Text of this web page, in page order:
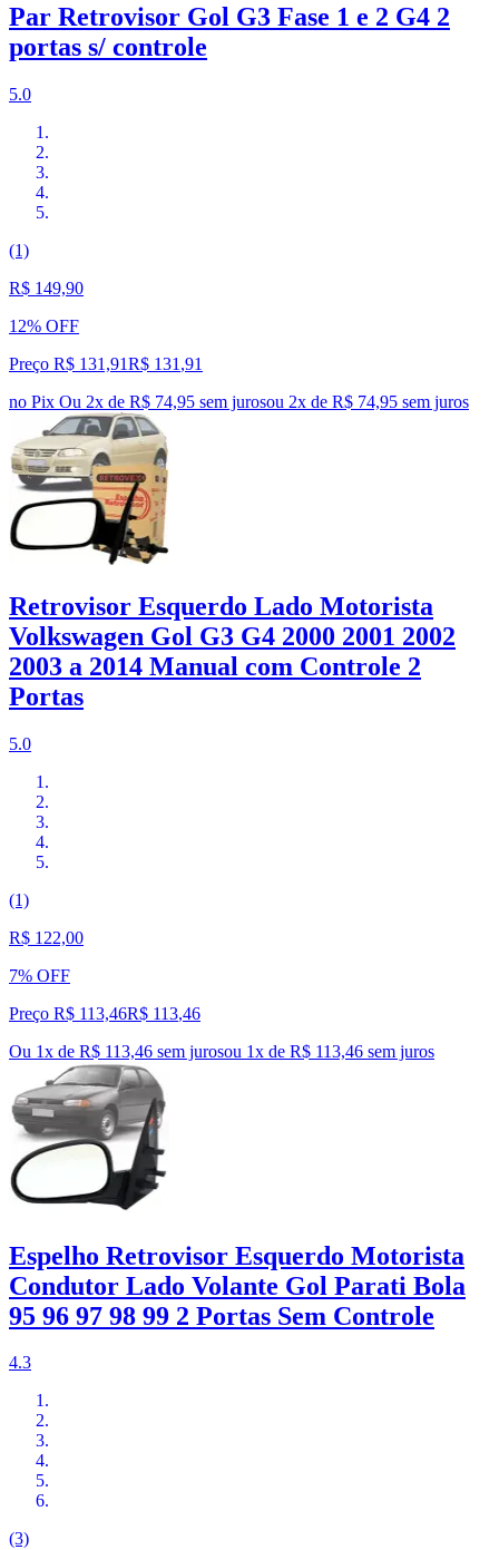
Par Retrovisor Gol G3 Fase 1 e 2 G4 2
portas s/ controle
5.0
(1)
R$ 149,90
12% OFF
Preço R$ 131,91R$ 131 ,91
no Pix Ou 2x de R$ 74,95 sem jurosou 2x de R$ 74,95 sem juros
Retrovisor Esquerdo Lado Motorista
Volkswagen Gol G3 G4 2000 2001 2002
2003 a 2014 Manual com Controle 2
Portas
5.0
(1)
R$ 122,00
7% OFF
Preço R$ 113,46R$ 113,46
Ou 1x de R$ 113,46 sem jurosou 1x de R$ 113,46 sem juros
Espelho Retrovisor Esquerdo Motorista
Condutor Lado Volante Gol Parati Bola
95 96 97 98 99 2 Portas Sem Controle
4.3
(3)